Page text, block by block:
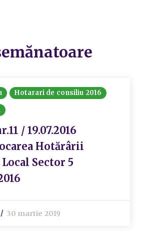
Hotarari de consiliu 2016
/ 19.07.2016
Hotărârii
Sector 5
30 martie 2019